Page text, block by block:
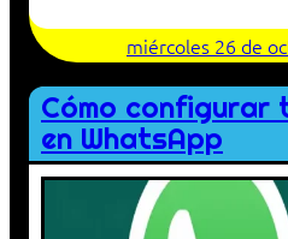
miércoles 26 de
Cómo configurar
en WhatsApp